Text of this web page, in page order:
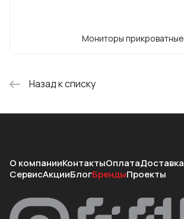
Мониторы прикроватные
Назад к списку
О компанииКонтактыОплатаДоставка
СервисАкцииБлогБрендыПроекты